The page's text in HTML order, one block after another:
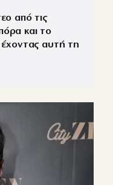
από τις
και το
έχοντας αυτή τη